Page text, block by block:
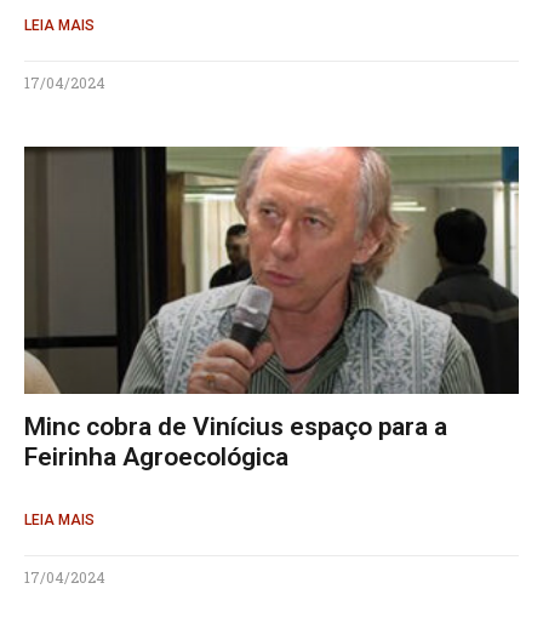
LEIA MAIS
17/04/2024
Minc cobra de Vinícius espaço para a
Feirinha Agroecológica
LEIA MAIS
17/04/2024